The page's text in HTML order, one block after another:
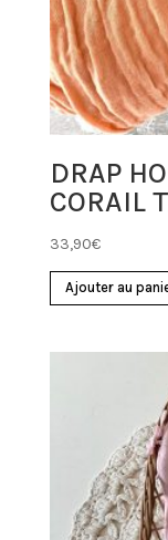
DRAP
CORAIL
33,90€
Ajouter au